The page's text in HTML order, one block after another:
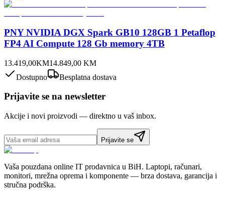
PNY NVIDIA DGX Spark GB10 128GB 1 Petaflop
FP4 AI Compute 128 Gb memory 4TB
13.419,00KM14.849,00 KM
Dostupno
Besplatna dostava
Prijavite se na newsletter
Akcije i novi proizvodi — direktno u vaš inbox.
Prijavite se
Vaša pouzdana online IT prodavnica u BiH. Laptopi, računari,
monitori, mrežna oprema i komponente — brza dostava, garancija i
stručna podrška.